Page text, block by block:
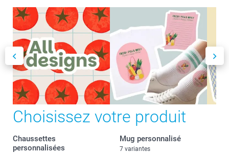
Choisissez votre produit
Chaussettes
personnalisées
Mug personnalisé
7 variantes